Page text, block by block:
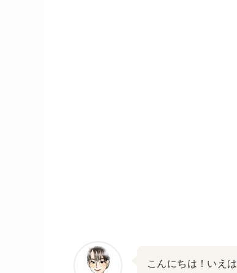
こんにちは！いえは